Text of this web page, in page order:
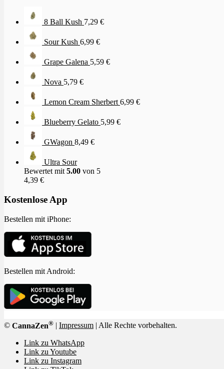
8 Ball Kush 7,29 €
Sour Kush 6,99 €
Grape Galena 5,59 €
Nova 5,79 €
Lemon Cream Sherbert 6,99 €
Blueberry Gelato 5,99 €
GWagon 8,49 €
Ultra Sour
Bewertet mit 5.00 von 5
4,39 €
Kostenlose App
Bestellen mit iPhone:
Bestellen mit Android:
© CannaZen® Impressum | Alle Rechte vorbehalten.
Link zu WhatsApp
Link zu Youtube
Link zu Instagram